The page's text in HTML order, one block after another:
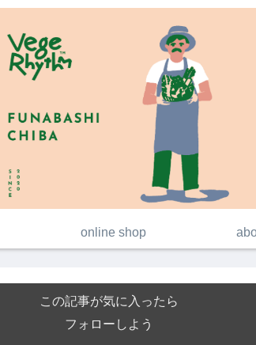
online shop
この記事が気に入ったら
フォローしよう